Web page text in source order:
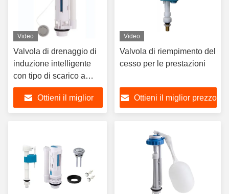
Video
Valvola di drenaggio di
induzione intelligente
con tipo di scarico a
controllo manuale e
materiale ABS+POM per
le esigenze del bagno
Ottieni il miglior
Video
Valvola di riempimento del
cesso per le prestazioni
Ottieni il miglior prezzo